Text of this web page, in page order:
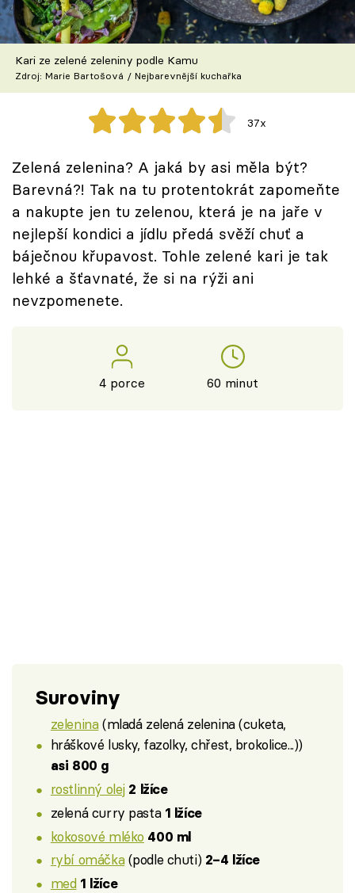
Škola vaření
Recepty z TV
Speciál: Cuketa
Těhotnej kuchař
Sledujte prima+
Přihlášení
Sledujte nás
Kari ze zelené zeleniny podle Kamu
Zdroj: Marie Bartošová / Nejbarevnější kuchařka
37x
Zelená zelenina? A jaká by asi měla být?
Barevná?! Tak na tu protentokrát zapomeňte
a nakupte jen tu zelenou, která je na jaře v
nejlepší kondici a jídlu předá svěží chuť a
báječnou křupavost. Tohle zelené kari je tak
lehké a šťavnaté, že si na rýži ani
nevzpomenete.
4 porce 60 minut
Suroviny
zelenina(mladá zelená zelenina (cuketa,
hráškové lusky, fazolky, chřest, brokolice...))
asi 800 g
rostlinný olej 2 lžíce
zelená curry pasta 1 lžíce
kokosové mléko 400 ml
rybí omáčka(podle chuti) 2–4 lžíce
med 1 lžíce